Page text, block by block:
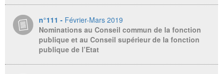
n°111 - Février-Mars 2019
Nominations au Conseil commun de la fonction
publique et au Conseil supérieur de la fonction
publique de l’Etat